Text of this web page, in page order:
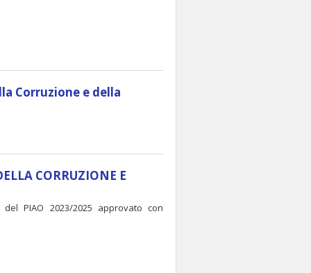
Corruzione e della
CORRUZIONE E
PIAO 2023/2025 approvato con